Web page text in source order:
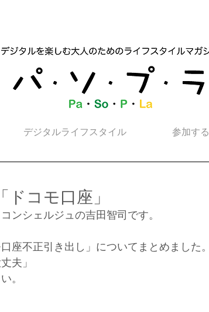
デジタルライフスタイル 参加する
ドコモ口座」
ンシェルジュの吉田智司です。
座不正引き出し」についてまとめました。
夫」
。